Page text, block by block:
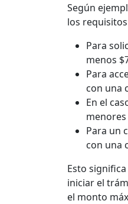
Según
los
Para
menos
Para
con una
En el
menores
Para un
con una
Esto
iniciar el
el monto